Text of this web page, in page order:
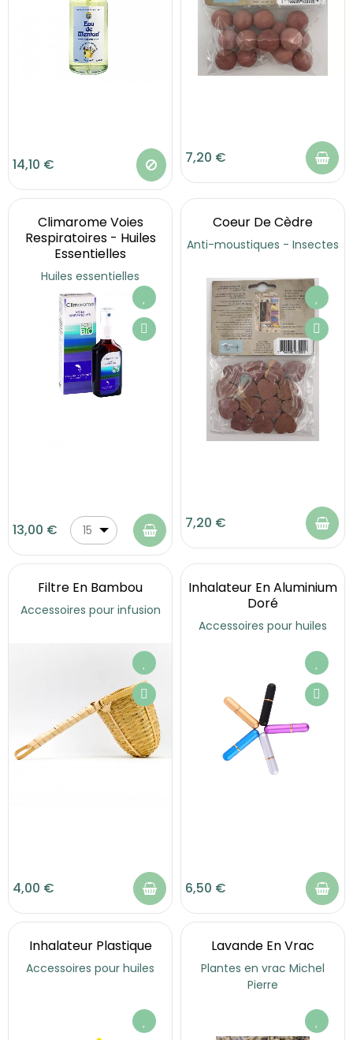
14,10 € 7,20 €
Climarome Voies
Respiratoires - Huiles
Essentielles
Huiles essentielles
13,00 €
15
ml
Coeur De Cèdre
Anti-moustiques - Insectes
7,20 €
Filtre En Bambou
Accessoires pour infusion
4,00 €
Inhalateur En Aluminium
Doré
Accessoires pour huiles
6,50 €
Inhalateur Plastique
Accessoires pour huiles
Lavande En Vrac
Plantes en vrac Michel
Pierre